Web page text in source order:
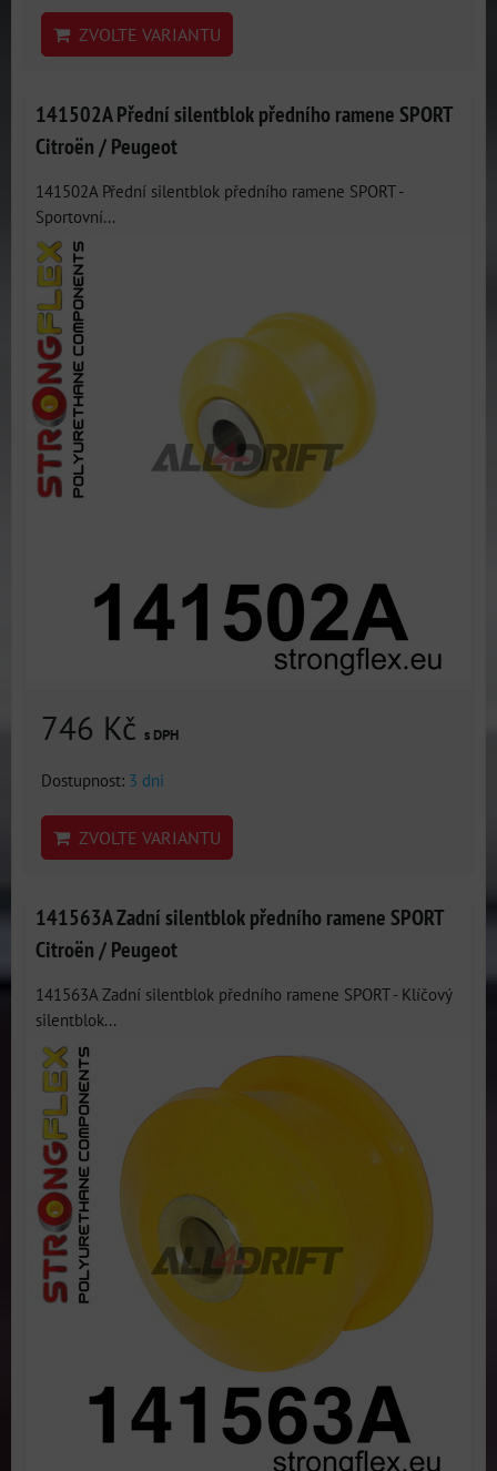
ZVOLTE VARIANTU
141502A Přední silentblok předního ramene SPORT
Citroën / Peugeot
141502A Přední silentblok předního ramene SPORT -
Sportovní...
746 Kč s DPH
Dostupnost: 3 dni
ZVOLTE VARIANTU
141563A Zadní silentblok předního ramene SPORT
Citroën / Peugeot
141563A Zadní silentblok předního ramene SPORT - Klíčový
silentblok...